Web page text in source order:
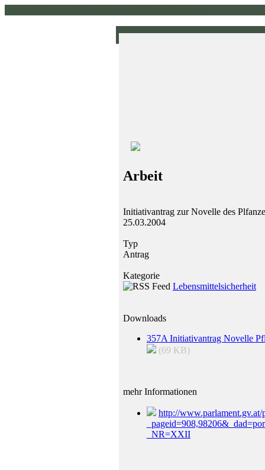
Arbeit
Initiativantrag zur Novelle des
25.03.2004
Typ
Antrag
Kategorie
Lebensmittelsicherheit
Downloads
357A Initiativantrag Novelle
(69 KB)
mehr Informationen
http://www.parlament.gv.at/
_NR=XXII